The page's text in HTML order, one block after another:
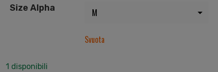
Size Alpha
Svuota
1 disponibili